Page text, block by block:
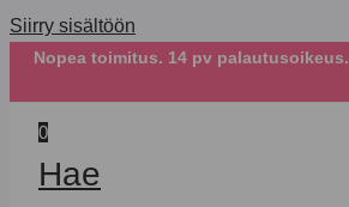
Siirry sisältöön
Nopea toimitus. 14 pv palautusoikeus.
0
Hae